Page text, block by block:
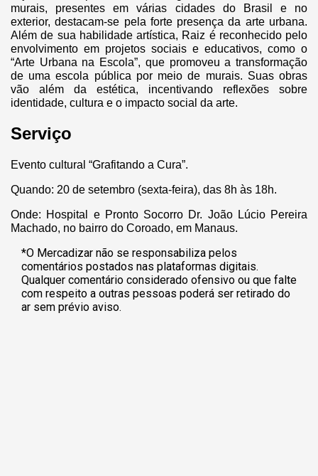
murais, presentes em várias cidades do Brasil e no
exterior, destacam-se pela forte presença da arte urbana.
Além de sua habilidade artística, Raiz é reconhecido pelo
envolvimento em projetos sociais e educativos, como o
“Arte Urbana na Escola”, que promoveu a transformação
de uma escola pública por meio de murais. Suas obras
vão além da estética, incentivando reflexões sobre
identidade, cultura e o impacto social da arte.
Serviço
Evento cultural “Grafitando a Cura”.
Quando: 20 de setembro (sexta-feira), das 8h às 18h.
Onde: Hospital e Pronto Socorro Dr. João Lúcio Pereira
Machado, no bairro do Coroado, em Manaus.
*O Mercadizar não se responsabiliza pelos
comentários postados nas plataformas digitais.
Qualquer comentário considerado ofensivo ou que falte
com respeito a outras pessoas poderá ser retirado do
ar sem prévio aviso.